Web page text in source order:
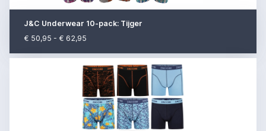
J&C Underwear 10-pack: Tijger
€ 50,95 - € 62,95